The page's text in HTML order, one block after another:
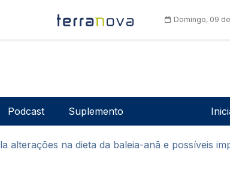
Domingo, 09
Podcast Suplemento
alterações na dieta da baleia-anã e possíveis